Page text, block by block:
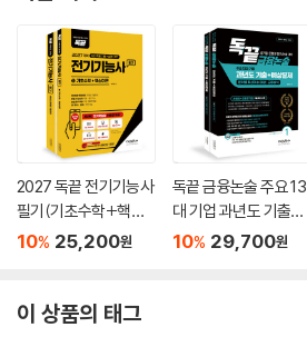
2027 독끝 전기기능사
필기(기초수학+핵심
이론+8개년 기출문
10% 25,200원
독끝 금융논술 주요 13
대 기업 과년도 기출
+예상문제
10% 29,700원
이 상품의 태그